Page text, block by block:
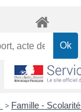
> Famille - Scolarité